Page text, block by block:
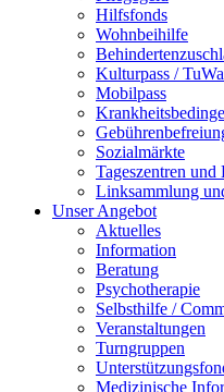
Hilfsfonds
Wohnbeihilfe
Kulturpass /
Mobilpass
Sozialmärkte
Tageszentren und
Linksammlung
Unser Angebot
Aktuelles
Information
Beratung
Psychotherapie
Selbsthilfe /
Veranstaltungen
Turngruppen
Medizinische